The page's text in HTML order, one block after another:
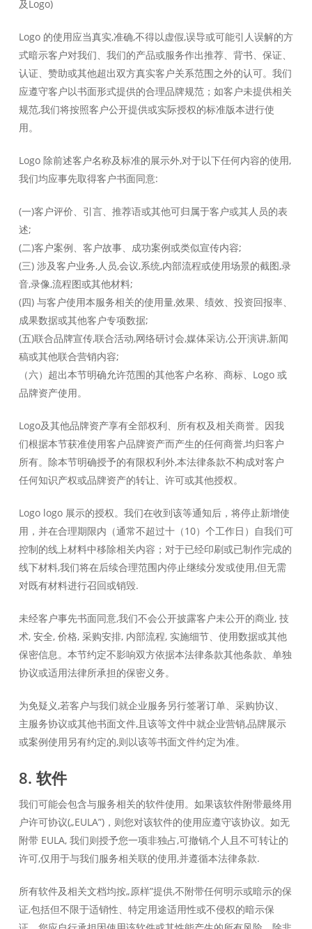
及Logo)
Logo 的使用应当真实,准确,不得以虚假,误导或可能引人误解的方
式暗示客户对我们、我们的产品或服务作出推荐、背书、保证、
认证、赞助或其他超出双方真实客户关系范围之外的认可。我们
应遵守客户以书面形式提供的合理品牌规范；如客户未提供相关
规范,我们将按照客户公开提供或实际授权的标准版本进行使
用。
Logo 除前述客户名称及标准的展示外,对于以下任何内容的使用,
我们均应事先取得客户书面同意:
(一)客户评价、引言、推荐语或其他可归属于客户或其人员的表
述;
(二)客户案例、客户故事、成功案例或类似宣传内容;
(三) 涉及客户业务,人员,会议,系统,内部流程或使用场景的截图,录
音,录像,流程图或其他材料;
(四) 与客户使用本服务相关的使用量,效果、绩效、投资回报率、
成果数据或其他客户专项数据;
(五)联合品牌宣传,联合活动,网络研讨会,媒体采访,公开演讲,新闻
稿或其他联合营销内容;
（六）超出本节明确允许范围的其他客户名称、商标、Logo 或
品牌资产使用。
Logo及其他品牌资产享有全部权利、所有权及相关商誉。因我
们根据本节获准使用客户品牌资产而产生的任何商誉,均归客户
所有。除本节明确授予的有限权利外,本法律条款不构成对客户
任何知识产权或品牌资产的转让、许可或其他授权。
Logo logo 展示的授权。我们在收到该等通知后，将停止新增使
用，并在合理期限内（通常不超过十（10）个工作日）自我们可
控制的线上材料中移除相关内容；对于已经印刷或已制作完成的
线下材料,我们将在后续合理范围内停止继续分发或使用,但无需
对既有材料进行召回或销毁.
未经客户事先书面同意,我们不会公开披露客户未公开的商业, 技
术, 安全, 价格, 采购安排, 内部流程, 实施细节、使用数据或其他
保密信息。本节约定不影响双方依据本法律条款其他条款、单独
协议或适用法律所承担的保密义务。
为免疑义,若客户与我们就企业服务另行签署订单、采购协议、
主服务协议或其他书面文件,且该等文件中就企业营销,品牌展示
或案例使用另有约定的,则以该等书面文件约定为准。
8. 软件
我们可能会包含与服务相关的软件使用。如果该软件附带最终用
户许可协议(„EULA”)，则您对该软件的使用应遵守该协议。如无
附带 EULA, 我们则授予您一项非独占,可撤销,个人且不可转让的
许可,仅用于与我们服务相关联的使用,并遵循本法律条款.
所有软件及相关文档均按„原样”提供,不附带任何明示或暗示的保
证,包括但不限于适销性、特定用途适用性或不侵权的暗示保